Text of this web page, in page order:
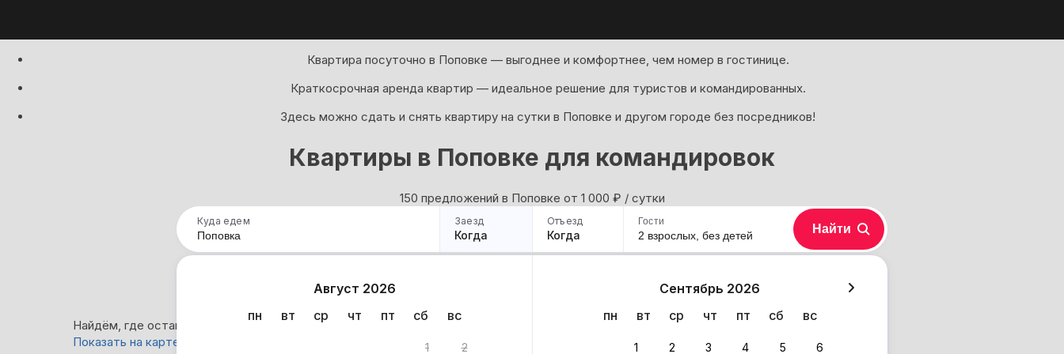
Квартира посуточно в Поповке — выгоднее и комфортнее, чем номер в гостинице.
Краткосрочная аренда квартир — идеальное решение для туристов и командированных.
Здесь можно сдать и снять квартиру на сутки в Поповке и другом городе без посредников!
Квартиры в Поповке для командировок
150 предложений в Поповке oт 1 000 ₽ / сутки
Куда едем Заезд
Когда
Отъезд
Когда
Август 2026
пн
вт ср чт пт сб вс
1 2
Сентябрь 2026
пн
вт ср чт пт сб вс
1 2 3 4 5 6
Гости
2 взрослых, без детей Найти
Найдём, где остановиться в Поповке: 150 вариантов
Показать на карте